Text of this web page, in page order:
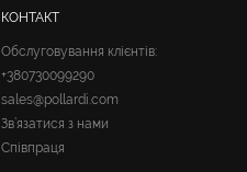
КОНТАКТ
Обслуговування клієнтів:
+380730099290
sales@pollardi.com
Зв’язатися з нами
Співпраця